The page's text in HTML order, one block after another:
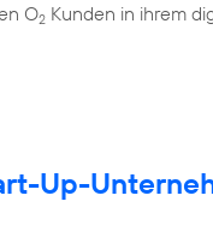
O2 Kunden in ihrem
Up-